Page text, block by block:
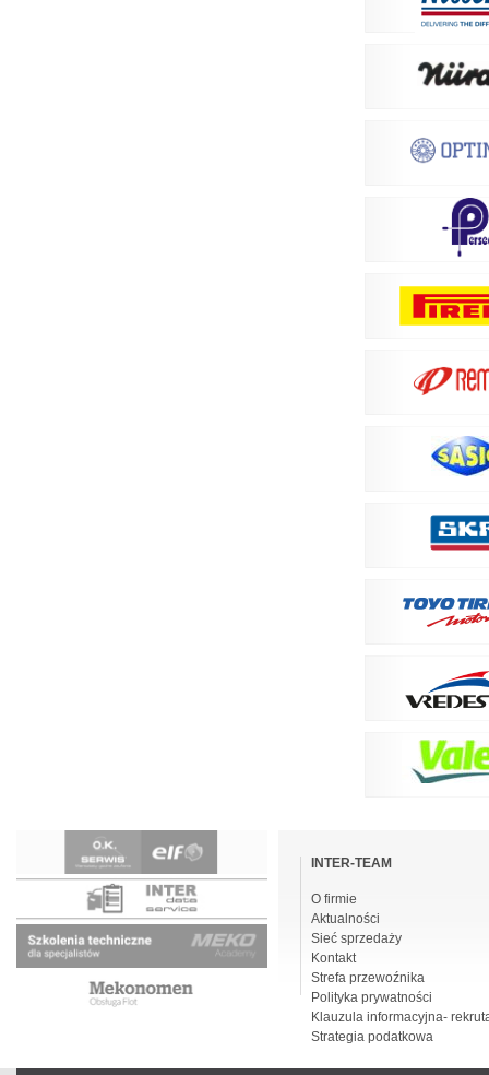
nawigacjeINTER-TEAM
O firmie
Aktualności
Sieć sprzedaży
Kontakt
Strefa przewoźnika
Polityka prywatności
Klauzula informacyjna-
Strategia podatkowa